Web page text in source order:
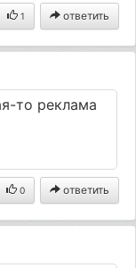
1 ответить
то реклама
0 ответить